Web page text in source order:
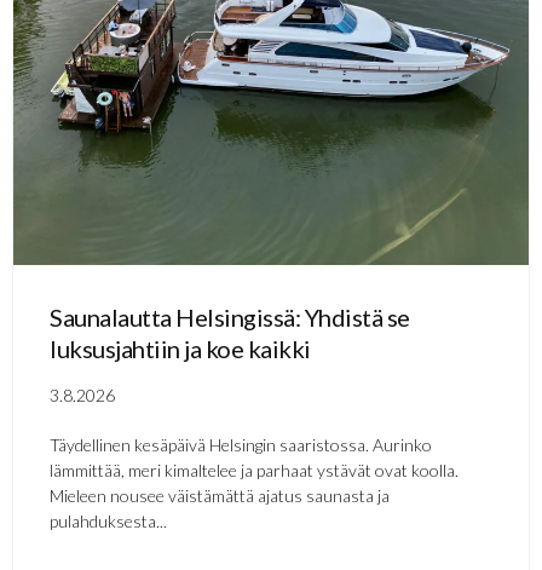
Saunalautta Helsingissä: Yhdistä se
luksusjahtiin ja koe kaikki
3.8.2026
Täydellinen kesäpäivä Helsingin saaristossa. Aurinko
lämmittää, meri kimaltelee ja parhaat ystävät ovat koolla.
Mieleen nousee väistämättä ajatus saunasta ja
pulahduksesta...